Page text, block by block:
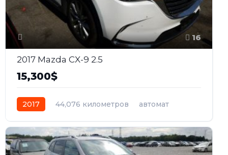
16
2017 Mazda CX-9 2.5
15,300$
2017 44,076 километров
автомат